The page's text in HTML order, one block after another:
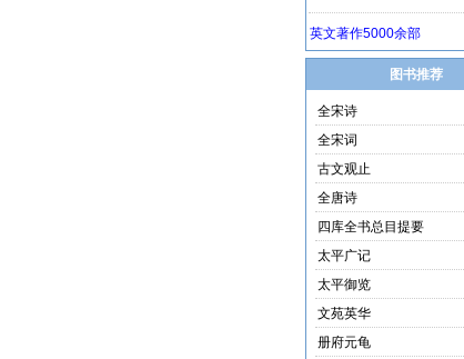
图书推荐
全宋诗
全宋词
古文观止
全唐诗
四库全书总目提要
太平广记
太平御览
文苑英华
册府元龟